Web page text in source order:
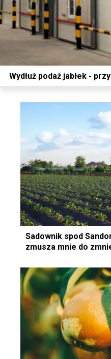
Wydłuż podaż jabłek -
Sadownik spod
zmusza mnie do